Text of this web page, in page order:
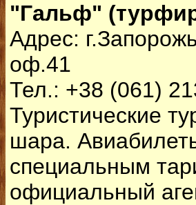
"Гальф"
Адрес:
оф.41
Тел.: +38 (061)
Туристические
шара.
специальным
официальный